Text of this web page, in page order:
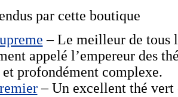
par cette boutique
– Le meilleur de tous
appelé l’empereur des
profondément complexe.
– Un excellent thé vert